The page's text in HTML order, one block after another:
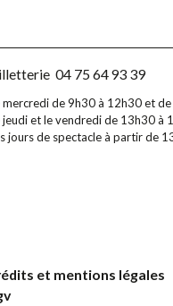
04 75 64 93 39
mercredi de 9h30 à 12h30 et
jeudi et le vendredi de 13h30 à
jours de spectacle à partir de
et mentions légales